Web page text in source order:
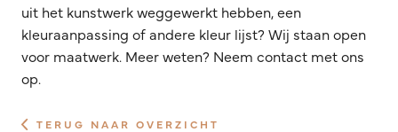
uit het kunstwerk weggewerkt hebben, een
kleuraanpassing of andere kleur lijst? Wij staan open
voor maatwerk. Meer weten? Neem contact met ons
op.
TERUG NAAR OVERZICHT